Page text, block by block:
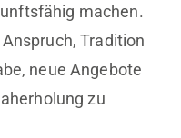
machen.
Tradition
neue Angebote
zu